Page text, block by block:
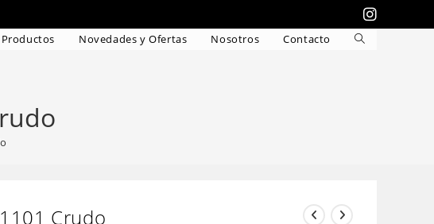
Productos Novedades y Ofertas Nosotros Contacto
Alternar
Crudo